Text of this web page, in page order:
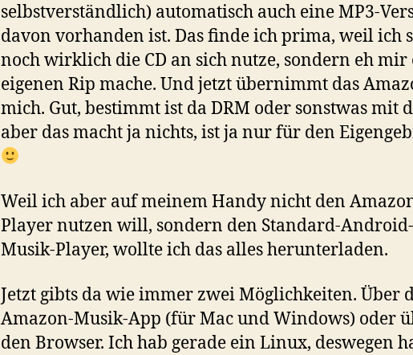
selbstverständlich) automatisch auch eine MP3-
davon vorhanden ist. Das finde ich prima, weil ich
noch wirklich die CD an sich nutze, sondern eh mir
eigenen Rip mache. Und jetzt übernimmt das
mich. Gut, bestimmt ist da DRM oder sonstwas mit
aber das macht ja nichts, ist ja nur für den
Weil ich aber auf meinem Handy nicht den
Player nutzen will, sondern den Standard-Android-
Musik-Player, wollte ich das alles herunterladen.
Jetzt gibts da wie immer zwei Möglichkeiten. Über
Amazon-Musik-App (für Mac und Windows) oder
den Browser. Ich hab gerade ein Linux, deswegen